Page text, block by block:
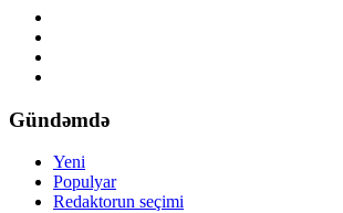
Gündəmdə
Yeni
Populyar
Redaktorun seçimi